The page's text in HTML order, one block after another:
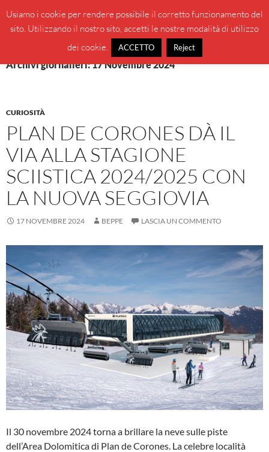
contenuto
BeppeBlog
MENU
Archivi giornalieri: 17 Novembre 2024
CURIOSITÀ
PLAN DE CORONES DÀ IL
VIA ALLA STAGIONE
SCIISTICA 2024/2025 CON
LA NUOVA SEGGIOVIA
17 NOVEMBRE 2024 BEPPE LASCIA UN COMMENTO
Il 30 novembre 2024 torna a brillare la neve sulle piste
dell’Area Dolomitica di Plan de Corones. La celebre località
Usiamo i cookie per rendere possibile il corretto funzionamento del
sito. Utilizzando il nostro sito, accetti le nostre modalità di utilizzo
dei cookie.
ACCETTO Reject